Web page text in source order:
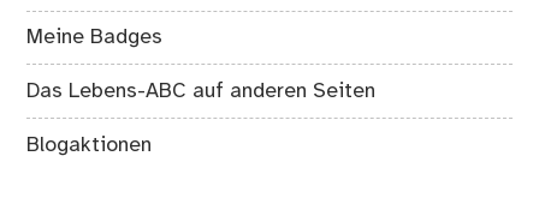
Meine Badges
Das Lebens-ABC auf anderen Seiten
Blogaktionen